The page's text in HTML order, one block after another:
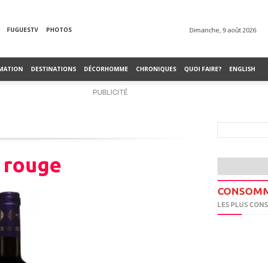
FUGUESTV PHOTOS Dimanche, 9 août 2026
DESTINATIONS DÉCORHOMME CHRONIQUES QUOI FAIRE? ENGLISH
PUBLICITÉ
rouge
LES PLUS